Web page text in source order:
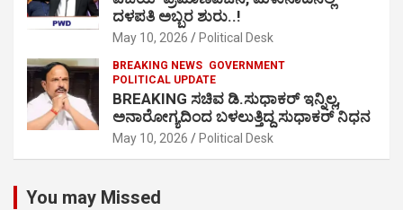
ದಳಪತಿ ಅಬ್ಬರ ಶುರು..!
May 10, 2026 Political Desk
BREAKING NEWS GOVERNMENT
POLITICAL UPDATE
BREAKING ಸಚಿವ ಡಿ.ಸುಧಾಕರ್ ಇನ್ನಿಲ್ಲ,
ಅನಾರೋಗ್ಯದಿಂದ ಬಳಲುತ್ತಿದ್ದ ಸುಧಾಕರ್ ನಿಧನ
May 10, 2026 Political Desk
You may Missed